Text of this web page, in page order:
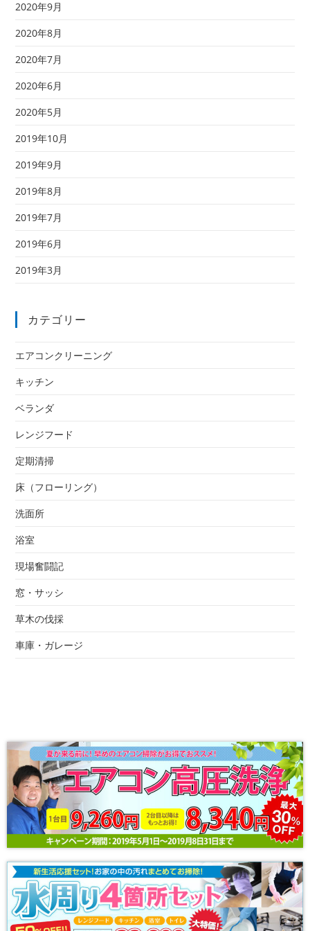
2020年9月
2020年8月
2020年7月
2020年6月
2020年5月
2019年10月
2019年9月
2019年8月
2019年7月
2019年6月
2019年3月
カテゴリー
エアコンクリーニング
キッチン
ベランダ
レンジフード
定期清掃
床（フローリング）
洗面所
浴室
現場奮闘記
窓・サッシ
草木の伐採
車庫・ガレージ